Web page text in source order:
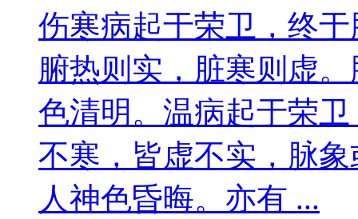
伤寒病起于荣卫，终
腑热则实，脏寒则虚
色清明。温病起于荣
不寒，皆虚不实，脉
人神色昏晦。亦有 ...